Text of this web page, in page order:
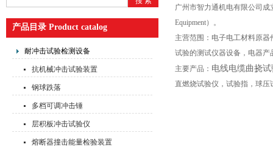
产品目录 Product catalog
耐冲击试验检测设备
抗机械冲击试验装置
钢球跌落
多档可调冲击锤
层积板冲击试验仪
熔断器撞击能量检验装置
广州市智力通机电有限公司
Equipment）。
主营范围：电子电工材料原
试验的测试仪器设备，电器
主要产品： 电线电缆曲挠
直燃烧试验仪，试验指，球